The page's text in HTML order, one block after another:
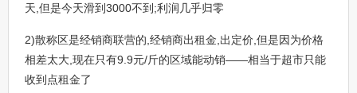
天,但是今天滑到3000不到;利润几乎归零
2)散称区是经销商联营的,经销商出租金,出定价,但是因为价格
相差太大,现在只有9.9元/斤的区域能动销——相当于超市只能
收到点租金了